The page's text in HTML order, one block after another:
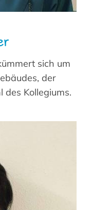
sich um
der
Kollegiums.